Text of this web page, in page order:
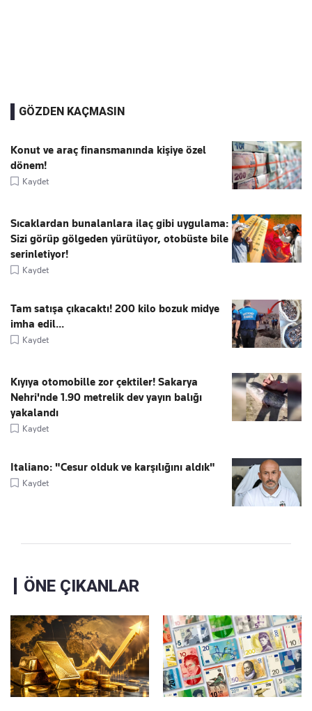
GÖZDEN KAÇMASIN
Konut ve araç finansmanında kişiye özel
dönem!
Kaydet
Sıcaklardan bunalanlara ilaç gibi uygulama:
Sizi görüp gölgeden yürütüyor, otobüste bile
serinletiyor!
Kaydet
Tam satışa çıkacaktı! 200 kilo bozuk midye
imha edil...
Kaydet
Kıyıya otomobille zor çektiler! Sakarya
Nehri'nde 1.90 metrelik dev yayın balığı
yakalandı
Kaydet
Italiano: "Cesur olduk ve karşılığını aldık"
Kaydet
ÖNE ÇIKANLAR